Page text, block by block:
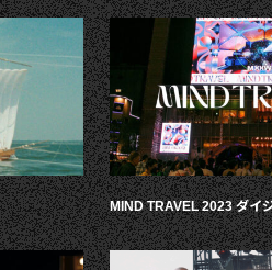
MIND TRAVEL 2023 ダイ